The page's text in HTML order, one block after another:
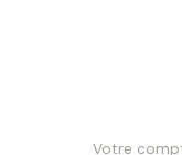
Votre